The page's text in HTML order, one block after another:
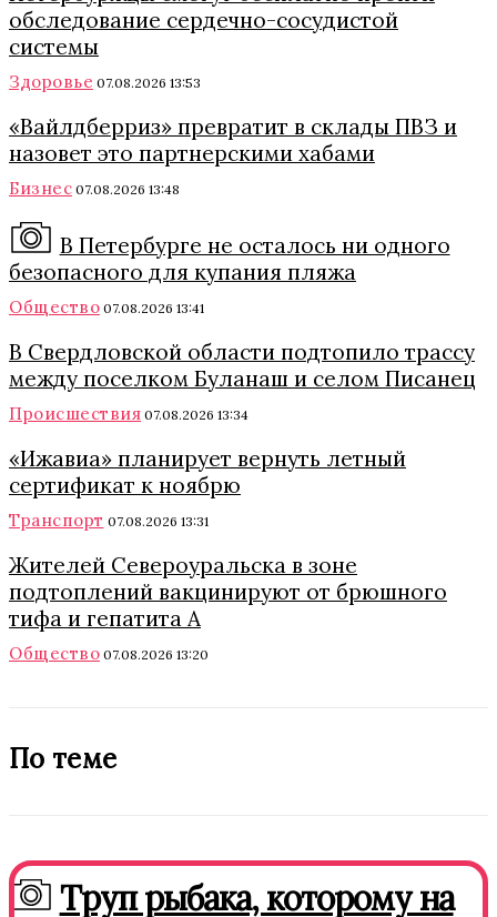
обследование сердечно-сосудистой
системы
Здоровье 07.08.2026 13:53
«Вайлдберриз» превратит в склады ПВЗ и
назовет это партнерскими хабами
Бизнес 07.08.2026 13:48
В Петербурге не осталось ни одного
безопасного для купания пляжа
Общество 07.08.2026 13:41
В Свердловской области подтопило трассу
между поселком Буланаш и селом Писанец
Происшествия 07.08.2026 13:34
«Ижавиа» планирует вернуть летный
сертификат к ноябрю
Транспорт 07.08.2026 13:31
Жителей Североуральска в зоне
подтоплений вакцинируют от брюшного
тифа и гепатита А
Общество 07.08.2026 13:20
По теме
Труп рыбака, которому на